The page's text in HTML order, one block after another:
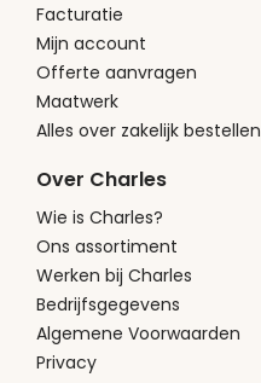
Facturatie
Mijn account
Offerte aanvragen
Maatwerk
Alles over zakelijk bestellen
Over Charles
Wie is Charles?
Ons assortiment
Werken bij Charles
Bedrijfsgegevens
Algemene Voorwaarden
Privacy